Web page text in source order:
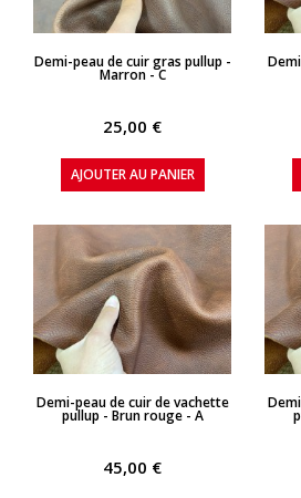
APERÇU RAPIDE
Demi-peau de cuir gras pullup -
Marron - C
25,00 €
AJOUTER AU PANIER
APERÇU RAPIDE
Demi-peau de cuir de vachette
pullup - Brun rouge - A
45,00 €